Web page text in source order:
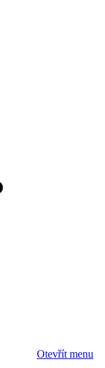
Otevřít menu